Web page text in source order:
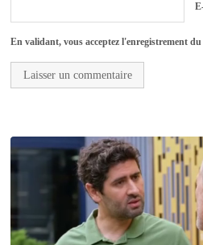
En validant, vous acceptez l'enregistrement